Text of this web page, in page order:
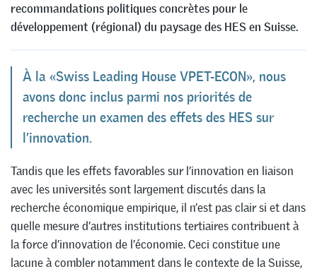
recommandations politiques concrètes pour le
développement (régional) du paysage des HES en Suisse.
À la «Swiss Leading House VPET-ECON», nous
avons donc inclus parmi nos priorités de
recherche un examen des effets des HES sur
l’innovation.
Tandis que les effets favorables sur l’innovation en liaison
avec les universités sont largement discutés dans la
recherche économique empirique, il n’est pas clair si et dans
quelle mesure d’autres institutions tertiaires contribuent à
la force d’innovation de l’économie. Ceci constitue une
lacune à combler notamment dans le contexte de la Suisse,